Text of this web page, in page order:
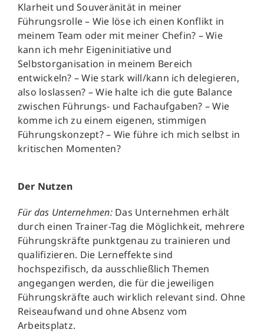
Klarheit und Souveränität in meiner
Führungsrolle – Wie löse ich einen Konflikt in
meinem Team oder mit meiner Chefin? – Wie
kann ich mehr Eigeninitiative und
Selbstorganisation in meinem Bereich
entwickeln? – Wie stark will/kann ich delegieren,
also loslassen? – Wie halte ich die gute Balance
zwischen Führungs- und Fachaufgaben? – Wie
komme ich zu einem eigenen, stimmigen
Führungskonzept? – Wie führe ich mich selbst in
kritischen Momenten?
Der Nutzen
Für das Unternehmen: Das Unternehmen erhält
durch einen Trainer-Tag die Möglichkeit, mehrere
Führungskräfte punktgenau zu trainieren und
qualifizieren. Die Lerneffekte sind
hochspezifisch, da ausschließlich Themen
angegangen werden, die für die jeweiligen
Führungskräfte auch wirklich relevant sind. Ohne
Reiseaufwand und ohne Absenz vom
Arbeitsplatz.